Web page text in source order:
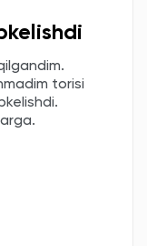
torisi